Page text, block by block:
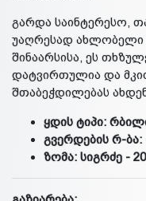
გარდა საინტერესო,
უაღრესად ახლობელი
შინაარსისა, ეს
დატვირთულია და
შთაბეჭდილებას
ყდის ტიპი:
გვერდების რ-ბა:
ზომა: სიგრძე -